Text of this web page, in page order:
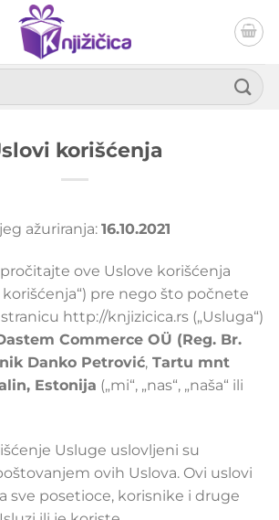
korišćenja
ažuriranja: 16.10.2021
ove Uslove korišćenja
korišćenja“) pre nego što počnete
http://knjizicica.rs („Usluga“)
Commerce OÜ (Reg. Br.
Danko Petrović, Tartu mnt
Estonija („mi“, „nas“, „naša“ ili
Usluge uslovljeni su
ovih Uslova. Ovi uslovi
sve posetioce, korisnike i druge